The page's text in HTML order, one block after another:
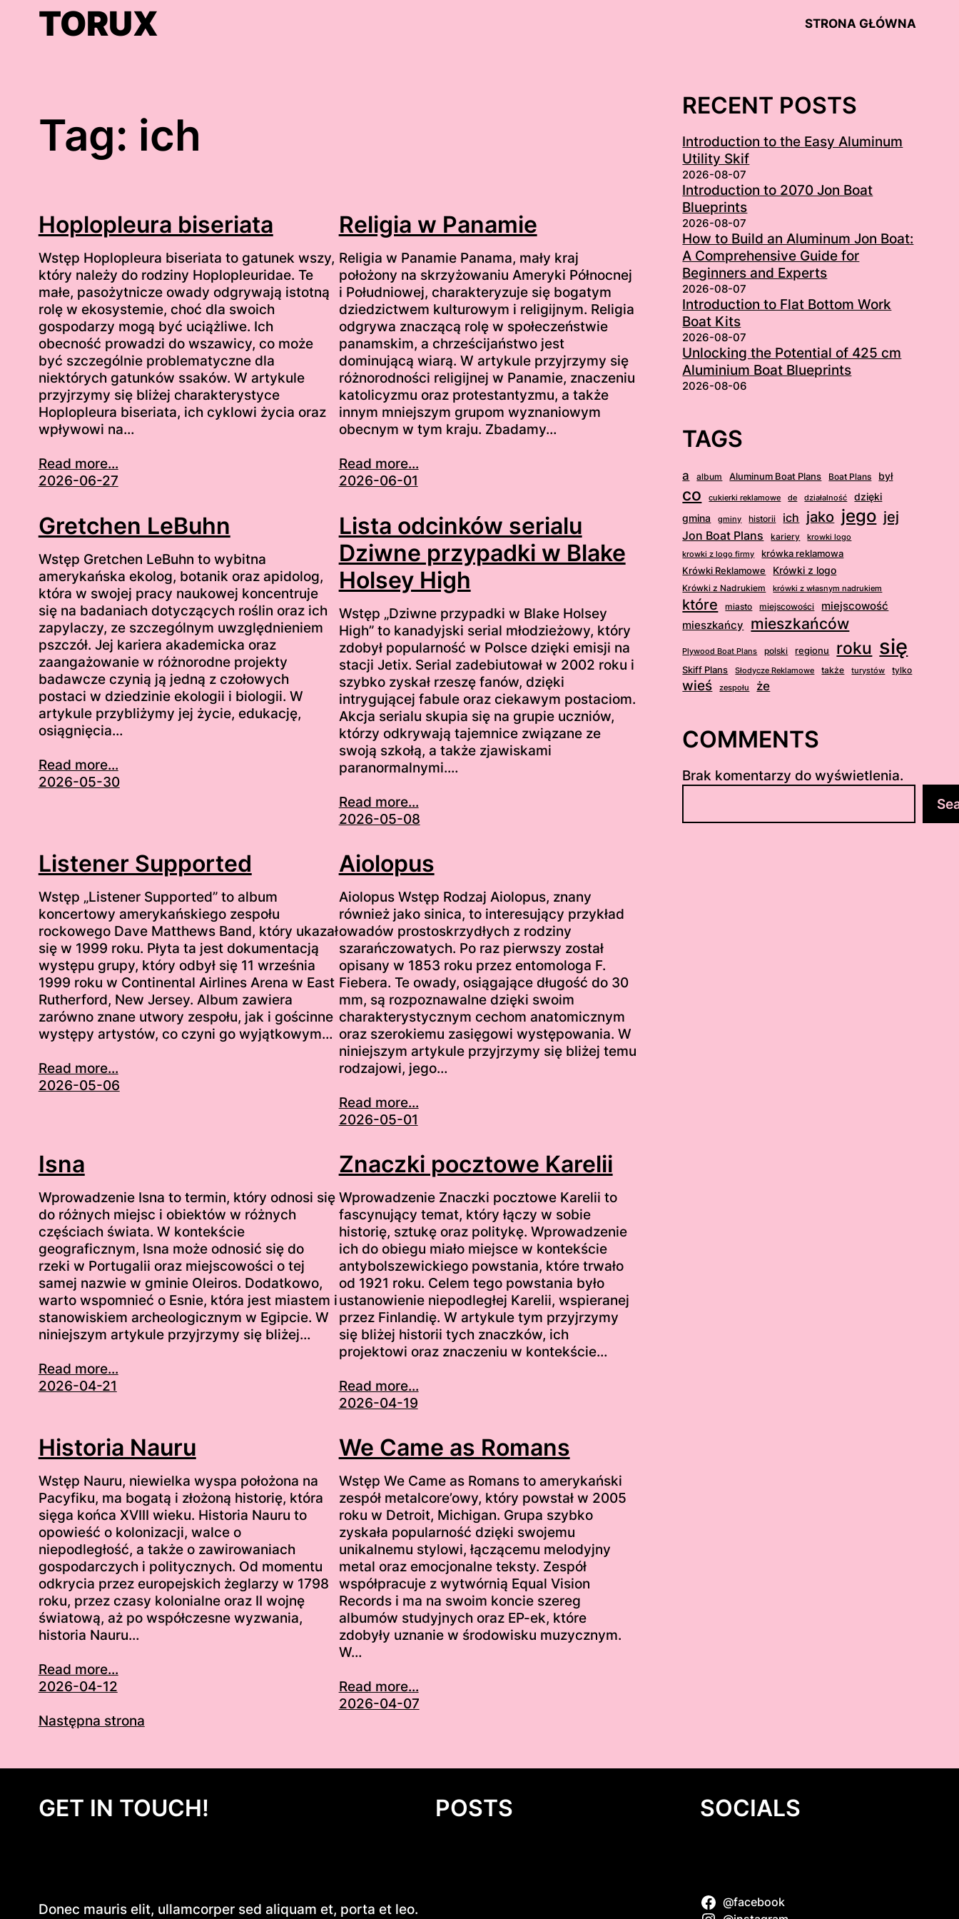
TORUX STRONA GŁÓWNA
Tag: ich
Hoplopleura biseriata
Wstęp Hoplopleura biseriata to gatunek wszy,
który należy do rodziny Hoplopleuridae. Te
małe, pasożytnicze owady odgrywają istotną
rolę w ekosystemie, choć dla swoich
gospodarzy mogą być uciążliwe. Ich
obecność prowadzi do wszawicy, co może
być szczególnie problematyczne dla
niektórych gatunków ssaków. W artykule
przyjrzymy się bliżej charakterystyce
Hoplopleura biseriata, ich cyklowi życia oraz
wpływowi na…
Read more...
2026-06-27
Religia w Panamie
Religia w Panamie Panama, mały kraj
położony na skrzyżowaniu Ameryki Północnej
i Południowej, charakteryzuje się bogatym
dziedzictwem kulturowym i religijnym. Religia
odgrywa znaczącą rolę w społeczeństwie
panamskim, a chrześcijaństwo jest
dominującą wiarą. W artykule przyjrzymy się
różnorodności religijnej w Panamie, znaczeniu
katolicyzmu oraz protestantyzmu, a także
innym mniejszym grupom wyznaniowym
obecnym w tym kraju. Zbadamy…
Read more...
2026-06-01
Gretchen LeBuhn
Wstęp Gretchen LeBuhn to wybitna
amerykańska ekolog, botanik oraz apidolog,
która w swojej pracy naukowej koncentruje
się na badaniach dotyczących roślin oraz ich
zapylaczy, ze szczególnym uwzględnieniem
pszczół. Jej kariera akademicka oraz
zaangażowanie w różnorodne projekty
badawcze czynią ją jedną z czołowych
postaci w dziedzinie ekologii i biologii. W
artykule przybliżymy jej życie, edukację,
osiągnięcia…
Read more...
2026-05-30
Lista odcinków serialu
Dziwne przypadki w Blake
Holsey High
Wstęp „Dziwne przypadki w Blake Holsey
High” to kanadyjski serial młodzieżowy, który
zdobył popularność w Polsce dzięki emisji na
stacji Jetix. Serial zadebiutował w 2002 roku i
szybko zyskał rzeszę fanów, dzięki
intrygującej fabule oraz ciekawym postaciom.
Akcja serialu skupia się na grupie uczniów,
którzy odkrywają tajemnice związane ze
swoją szkołą, a także zjawiskami
paranormalnymi.…
Read more...
2026-05-08
Listener Supported
Wstęp „Listener Supported” to album
koncertowy amerykańskiego zespołu
rockowego Dave Matthews Band, który ukazał
się w 1999 roku. Płyta ta jest dokumentacją
występu grupy, który odbył się 11 września
1999 roku w Continental Airlines Arena w East
Rutherford, New Jersey. Album zawiera
zarówno znane utwory zespołu, jak i gościnne
występy artystów, co czyni go wyjątkowym…
Read more...
2026-05-06
Aiolopus
Aiolopus Wstęp Rodzaj Aiolopus, znany
również jako sinica, to interesujący przykład
owadów prostoskrzydłych z rodziny
szarańczowatych. Po raz pierwszy został
opisany w 1853 roku przez entomologa F.
Fiebera. Te owady, osiągające długość do 30
mm, są rozpoznawalne dzięki swoim
charakterystycznym cechom anatomicznym
oraz szerokiemu zasięgowi występowania. W
niniejszym artykule przyjrzymy się bliżej temu
rodzajowi, jego…
Read more...
2026-05-01
Isna
Wprowadzenie Isna to termin, który odnosi się
do różnych miejsc i obiektów w różnych
częściach świata. W kontekście
geograficznym, Isna może odnosić się do
rzeki w Portugalii oraz miejscowości o tej
samej nazwie w gminie Oleiros. Dodatkowo,
warto wspomnieć o Esnie, która jest miastem i
stanowiskiem archeologicznym w Egipcie. W
niniejszym artykule przyjrzymy się bliżej…
Read more...
2026-04-21
Znaczki pocztowe Karelii
Wprowadzenie Znaczki pocztowe Karelii to
fascynujący temat, który łączy w sobie
historię, sztukę oraz politykę. Wprowadzenie
ich do obiegu miało miejsce w kontekście
antybolszewickiego powstania, które trwało
od 1921 roku. Celem tego powstania było
ustanowienie niepodległej Karelii, wspieranej
przez Finlandię. W artykule tym przyjrzymy
się bliżej historii tych znaczków, ich
projektowi oraz znaczeniu w kontekście…
Read more...
2026-04-19
Historia Nauru
Wstęp Nauru, niewielka wyspa położona na
Pacyfiku, ma bogatą i złożoną historię, która
sięga końca XVIII wieku. Historia Nauru to
opowieść o kolonizacji, walce o
niepodległość, a także o zawirowaniach
gospodarczych i politycznych. Od momentu
odkrycia przez europejskich żeglarzy w 1798
roku, przez czasy kolonialne oraz II wojnę
światową, aż po współczesne wyzwania,
historia Nauru…
Read more...
2026-04-12
We Came as Romans
Wstęp We Came as Romans to amerykański
zespół metalcore’owy, który powstał w 2005
roku w Detroit, Michigan. Grupa szybko
zyskała popularność dzięki swojemu
unikalnemu stylowi, łączącemu melodyjny
metal oraz emocjonalne teksty. Zespół
współpracuje z wytwórnią Equal Vision
Records i ma na swoim koncie szereg
albumów studyjnych oraz EP-ek, które
zdobyły uznanie w środowisku muzycznym.
W…
Read more...
2026-04-07
Następna strona
RECENT POSTS
Introduction to the Easy Aluminum
Utility Skif
2026-08-07
Introduction to 2070 Jon Boat
Blueprints
2026-08-07
How to Build an Aluminum Jon Boat:
A Comprehensive Guide for
Beginners and Experts
2026-08-07
Introduction to Flat Bottom Work
Boat Kits
2026-08-07
Unlocking the Potential of 425 cm
Aluminium Boat Blueprints
2026-08-06
TAGS
a album Aluminum Boat Plans Boat Plans był
co cukierki reklamowe de działalność
dzięki
gmina
gminy historii ich jako jego jej
Jon Boat Plans kariery
krowki logo
krowki z logo firmy
krówka reklamowa
Krówki Reklamowe Krówki z logo
Krówki z Nadrukiem krówki z własnym nadrukiem
które miasto miejscowości miejscowość
mieszkańcy mieszkańców
Plywood Boat Plans polski regionu roku się
Skiff Plans Słodycze Reklamowe także turystów tylko
wieś zespołu że
COMMENTS
Brak komentarzy do wyświetlenia.
u
GET IN TOUCH!
Donec mauris elit, ullamcorper sed aliquam et, porta et leo.
POSTS SOCIALS
@facebook